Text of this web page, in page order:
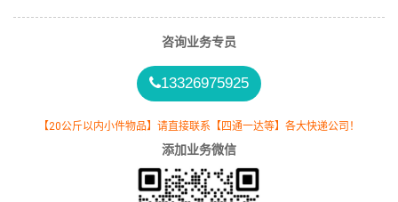
咨询业务专员
13326975925
【20公斤以内小件物品】请直接联系【四通一达等】各大快递公司！
添加业务微信